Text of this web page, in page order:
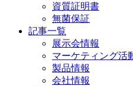
資質証明書
無菌保証
記事一覧
展示会情報
マーケティング活
製品情報
会社情報